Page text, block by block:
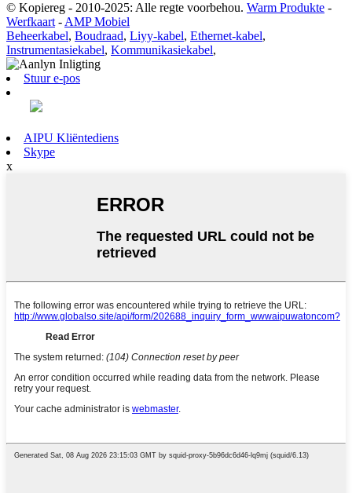
© Kopiereg - 2010-2025: Alle regte voorbehou. Warm Produkte -
Werfkaart - AMP Mobiel
Beheerkabel, Boudraad, Liyy-kabel, Ethernet-kabel,
Instrumentasiekabel, Kommunikasiekabel,
Stuur e-pos
AIPU Kliëntediens
Skype
x